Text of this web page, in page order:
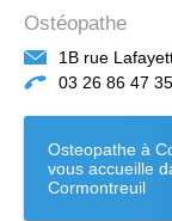
Ostéopathe
1B rue
03 26 86 47 35
Osteopathe à
vous accueille
Cormontreuil